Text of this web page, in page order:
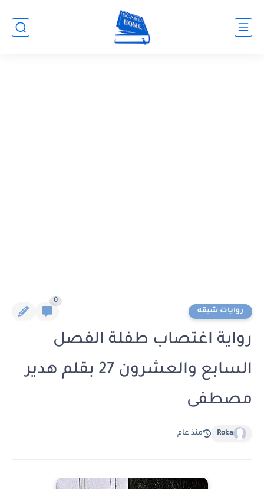
روايات شيقه
0
رواية اغتصاب طفلة الفصل
السابع والعشرون 27 بقلم هدير
مصطفى
Roka منذ عام